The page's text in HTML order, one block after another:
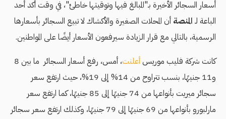
أسعار السجائر الأخيرة بـ"المبالغ فيها وتوقيتها خاطئ"، في وقت أكد أحد
الباعة لـ المنصة أن المحلات الصغيرة والأكشاك لا تبيع السجائر بأسعارها
الرسمية، بالتالي مع قرار الزيادة سيرفعون الأسعار أيضًا على المواطنين.
كانت شركة فليب موريسأعلنت
، أمس، رفع أسعار السجائر ما بين 8
و11 جنيهًا، بنسب تتراوح من 14% إلى 19%، حيث ارتفع سعر
سجائر ميريت بأنواعها من 74 جنيهًا إلى 85 جنيهًا، كما ارتفع سعر
مارلبورو بأنواعها من 69 جنيهًا إلى 79 جنيهًا، وكذلك ارتفع سعر سجائر